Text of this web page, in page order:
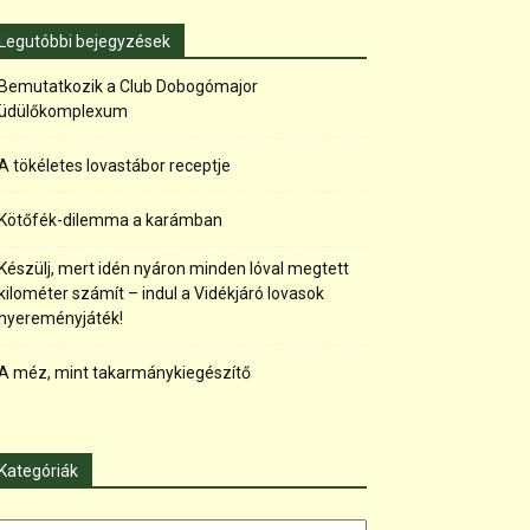
bejegyzések
a Club Dobogómajor
tökéletes lovastábor receptje
dilemma a karámban
mert idén nyáron minden lóval megtett
számít – indul a Vidékjáró lovasok
méz, mint takarmánykiegészítő